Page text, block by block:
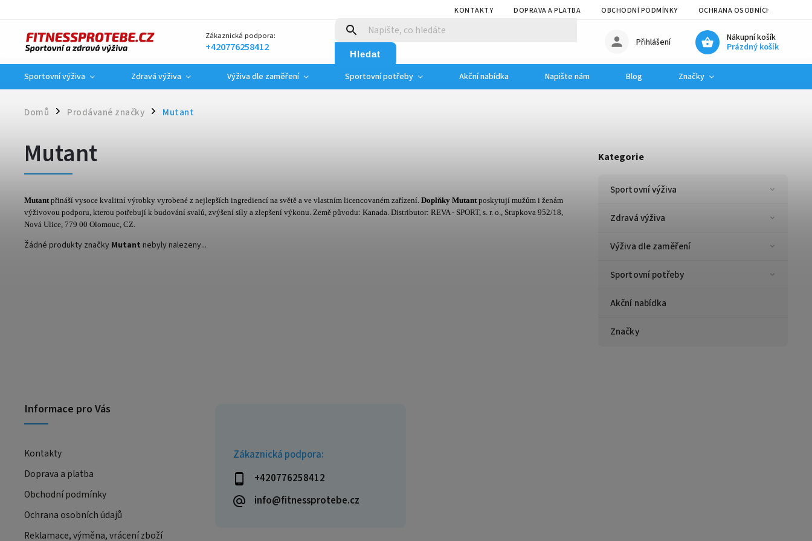
KONTAKTY DOPRAVA A PLATBA OBCHODNÍ PODMÍNKY OCHRANA OSOBNÍCH ÚDAJŮ
Zákaznická podpora:
+420776258412 Hledat
Nákupní košík
Prázdný košík
Přihlášení
Sportovní výživa Zdravá výživa Výživa dle zaměření Sportovní potřeby Akční nabídka Napište nám Blog Značky
Domů / Prodávané značky / Mutant
Kategorie
Sportovní výživa
Zdravá výživa
Výživa dle zaměření
Sportovní potřeby
Akční nabídka
Značky
Mutant
Mutantpřináší vysoce kvalitní výrobky vyrobené z nejlepších ingrediencí na světě a ve vlastním licencovaném zařízení. Doplňky Mutantposkytují mužům i ženám
výživovou podporu, kterou potřebují k budování svalů, zvýšení síly a zlepšení výkonu. Země původu: Kanada. Distributor: REVA - SPORT, s. r. o., Stupkova 952/18,
Nová Ulice, 779 00 Olomouc, CZ.
Žádné produkty značky Mutant nebyly nalezeny...
Zákaznická podpora:
+420776258412
info@fitnessprotebe.cz
Informace pro Vás
Kontakty
Doprava a platba
Obchodní podmínky
Ochrana osobních údajů
Reklamace, výměna, vrácení zboží